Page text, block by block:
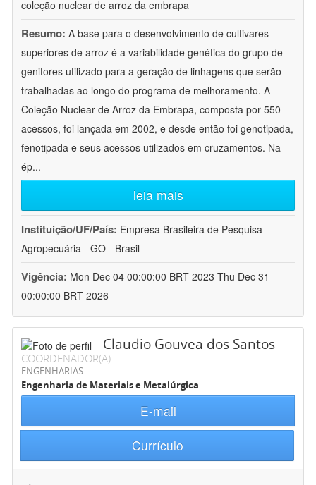
coleção nuclear de arroz da embrapa
Resumo: A base para o desenvolvimento de cultivares
superiores de arroz é a variabilidade genética do grupo de
genitores utilizado para a geração de linhagens que serão
trabalhadas ao longo do programa de melhoramento. A
Coleção Nuclear de Arroz da Embrapa, composta por 550
acessos, foi lançada em 2002, e desde então foi genotipada,
fenotipada e seus acessos utilizados em cruzamentos. Na
ép...
leia mais
Instituição/UF/País: Empresa Brasileira de Pesquisa
Agropecuária - GO - Brasil
Vigência: Mon Dec 04 00:00:00 BRT 2023-Thu Dec 31
00:00:00 BRT 2026
Claudio Gouvea dos Santos
COORDENADOR(A)
ENGENHARIAS
Engenharia de Materiais e Metalúrgica
E-mail
Currículo